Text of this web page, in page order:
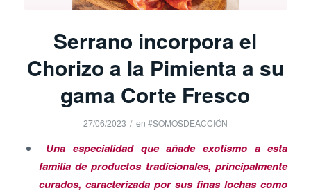
Serrano incorpora el
Chorizo a la Pimienta a su
gama Corte Fresco
27/06/2023 / en #SOMOSDEACCIÓN
Una especialidad que añade exotismo a esta
familia de productos tradicionales, principalmente
curados, caracterizada por sus finas lochas como